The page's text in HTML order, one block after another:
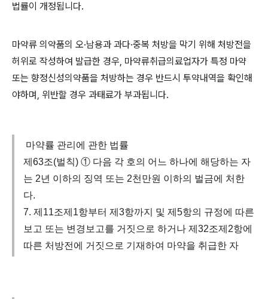
법률이 개정됩니다.
마약류 의약품의 오·남용과 과다·중복 처방을 막기 위해 처방전을
허위로 작성하여 발급한 경우, 마약류취급의료업자가 특정 마약
또는 향정신성의약품을 처방하는 경우 반드시 투약내역을 확인해
야하며, 위반할 경우 과태료가 부과됩니다.
마약률 관리에 관한 법률
제63조(벌칙) ① 다음 각 호의 어느 하나에 해당하는 자
는 2년 이하의 징역 또는 2천만원 이하의 벌금에 처한
다.
7. 제11조제1항부터 제3항까지 및 제5항의 규정에 따른
보고 또는 변경보고를 거짓으로 하거나 제32조제2항에
따른 처방전에 거짓으로 기재하여 마약을 취급한 자